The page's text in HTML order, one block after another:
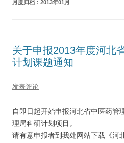
月度归档： 2013年01月
关于申报2013年度河北
计划课题通知
发表评论
自即日起开始申报河北省中医药管
理局科研计划项目。
请有意申报者到我处网站下载《河